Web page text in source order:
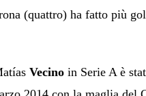
(quattro) ha fatto più
Vecino in Serie A è